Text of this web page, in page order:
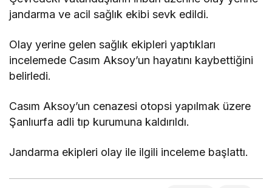
jandarma ve acil sağlık ekibi sevk edildi.
Olay yerine gelen sağlık ekipleri yaptıkları
incelemede Casım Aksoy’un hayatını kaybettiğini
belirledi.
Casım Aksoy’un cenazesi otopsi yapılmak üzere
Şanlıurfa adli tıp kurumuna kaldırıldı.
Jandarma ekipleri olay ile ilgili inceleme başlattı.